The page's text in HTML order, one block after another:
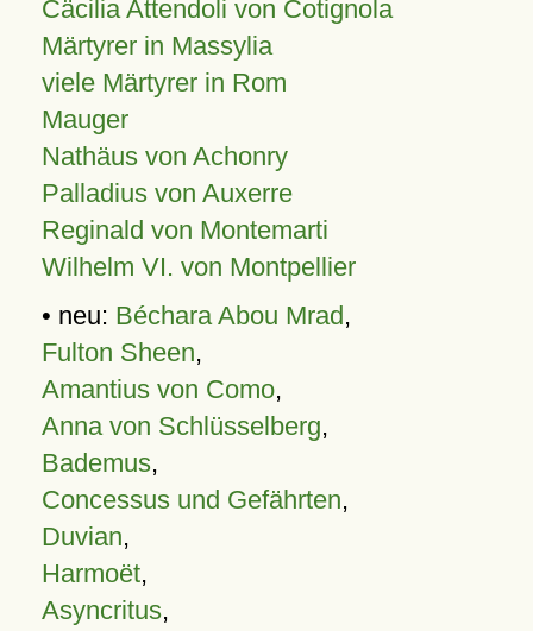
Cäcilia Attendoli von Cotignola
Märtyrer in Massylia
viele Märtyrer in Rom
Mauger
Nathäus von Achonry
Palladius von Auxerre
Reginald von Montemarti
Wilhelm VI. von Montpellier
• neu: Béchara Abou Mrad,
Fulton Sheen,
Amantius von Como,
Anna von Schlüsselberg,
Bademus,
Concessus und Gefährten,
Duvian,
Harmoët,
Asyncritus,